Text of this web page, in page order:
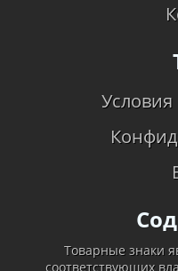
Товарные знаки
соответствующих